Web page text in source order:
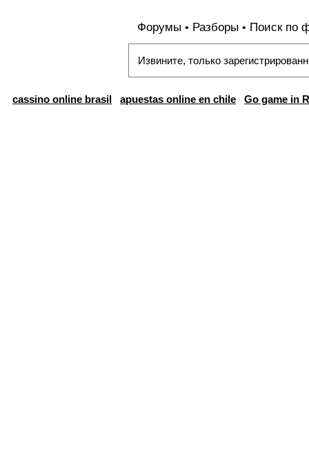
Форумы • Разборы • Поиск по
Извините, только
cassino online brasil apuestas online en chile Go game in